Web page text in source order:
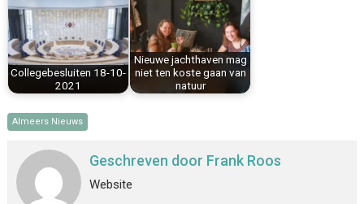
Collegebesluiten 18-10-
2021
Nieuwe jachthaven mag
niet ten koste gaan van
natuur
Almeers Nieuws
Geschreven door Frank Roos
Website